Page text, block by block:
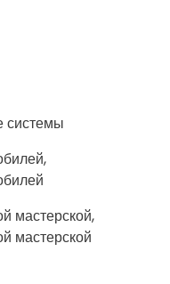
системы
мастерской,
мастерской